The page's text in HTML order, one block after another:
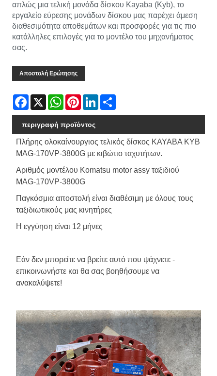
απλώς μια τελική μονάδα δίσκου Kayaba (Kyb), το
εργαλείο εύρεσης μονάδων δίσκου μας παρέχει άμεση
διαθεσιμότητα αποθεμάτων και προσφορές για τις πιο
κατάλληλες επιλογές για το μοντέλο του μηχανήματος
σας.
Αποστολή Ερώτησης
Facebook
X WhatsAppPinterestLinkedIn
περιγραφή προϊόντος
Πλήρης ολοκαίνουργιος τελικός δίσκος KAYABA KYB
MAG-170VP-3800G με κιβώτιο ταχυτήτων.
Αριθμός μοντέλου Komatsu motor assy ταξιδιού
MAG-170VP-3800G
Παγκόσμια αποστολή είναι διαθέσιμη με όλους τους
ταξιδιωτικούς μας κινητήρες
Η εγγύηση είναι 12 μήνες
Εάν δεν μπορείτε να βρείτε αυτό που ψάχνετε -
επικοινωνήστε και θα σας βοηθήσουμε να
ανακαλύψετε!